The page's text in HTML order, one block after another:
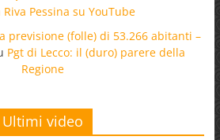
Pessina su YouTube
previsione (folle) di 53.266 abitanti –
Pgt di Lecco: il (duro) parere della
Regione
Ultimi video